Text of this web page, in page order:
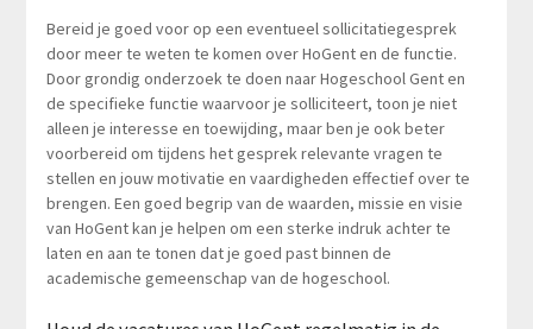
Bereid je goed voor op een eventueel sollicitatiegesprek
door meer te weten te komen over HoGent en de functie.
Door grondig onderzoek te doen naar Hogeschool Gent en
de specifieke functie waarvoor je solliciteert, toon je niet
alleen je interesse en toewijding, maar ben je ook beter
voorbereid om tijdens het gesprek relevante vragen te
stellen en jouw motivatie en vaardigheden effectief over te
brengen. Een goed begrip van de waarden, missie en visie
van HoGent kan je helpen om een sterke indruk achter te
laten en aan te tonen dat je goed past binnen de
academische gemeenschap van de hogeschool.